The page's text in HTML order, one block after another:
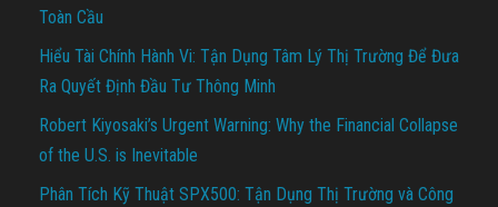
Toàn Cầu
Hiểu Tài Chính Hành Vi: Tận Dụng Tâm Lý Thị Trường Để Đưa
Ra Quyết Định Đầu Tư Thông Minh
Robert Kiyosaki’s Urgent Warning: Why the Financial Collapse
of the U.S. is Inevitable
Phân Tích Kỹ Thuật SPX500: Tận Dụng Thị Trường và Công